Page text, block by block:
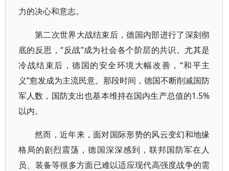
力的决心和意志。
第二次世界大战结束后，德国内部进行了深刻彻
底的反思，“反战”成为社会各个阶层的共识。尤其是
冷战结束后，德国的安全环境大幅改善，“和平主
义”愈发成为主流民意。那段时间，德国不断削减国防
军人数，国防支出也基本维持在国内生产总值的1.5%
以内。
然而，近年来，面对国际形势的风云变幻和地缘
格局的剧烈震荡，德国深深感到，联邦国防军在人
员、装备等很多方面已难以适应现代高强度战争的需